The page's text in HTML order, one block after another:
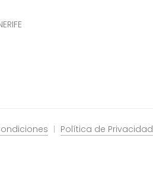
Política de Privacidad